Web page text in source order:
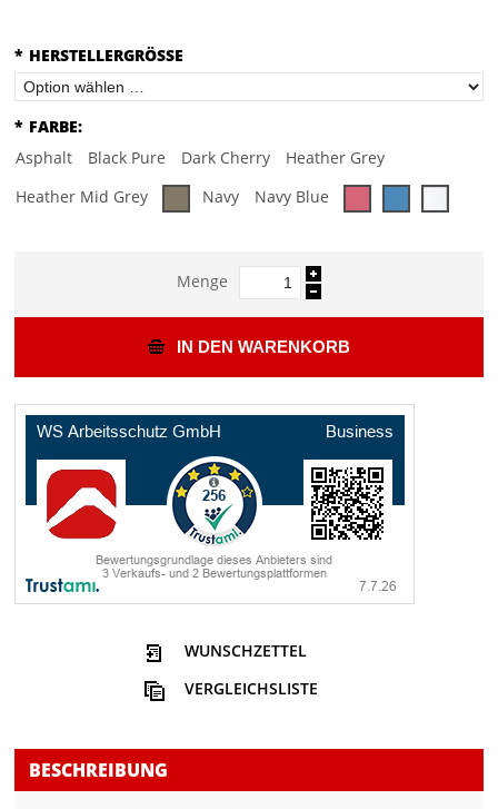
* HERSTELLERGRÖSSE
* FARBE:
Asphalt
Black Pure Dark Cherry
Heather Grey
Heather Mid Grey
Navy Navy Blue
Menge
IN DEN WARENKORB
WUNSCHZETTEL
VERGLEICHSLISTE
BESCHREIBUNG